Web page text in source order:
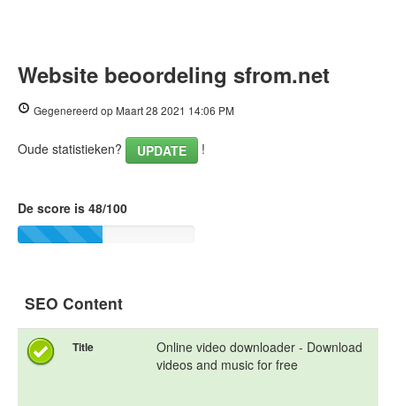
Website beoordeling sfrom.net
Gegenereerd op Maart 28 2021 14:06 PM
Oude statistieken? UPDATE !
De score is 48/100
SEO Content
Title
Online video downloader - Download
videos and music for free